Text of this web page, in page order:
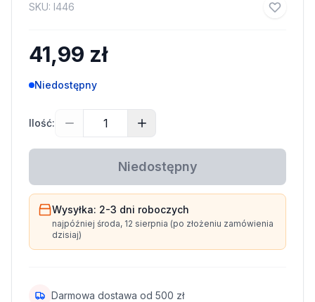
SKU: I446
41,99 zł
Niedostępny
Ilość:
Niedostępny
Wysyłka: 2-3 dni roboczych
najpóźniej środa, 12 sierpnia (po złożeniu zamówienia
dzisiaj)
Darmowa dostawa od 500 zł